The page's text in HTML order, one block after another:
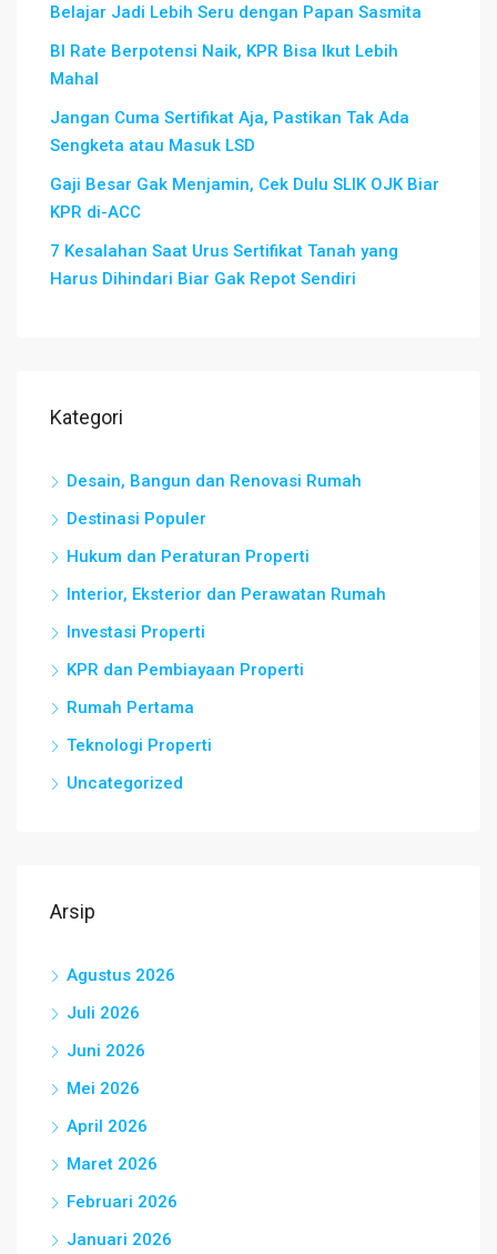
Belajar Jadi Lebih Seru dengan Papan Sasmita
BI Rate Berpotensi Naik, KPR Bisa Ikut Lebih
Mahal
Jangan Cuma Sertifikat Aja, Pastikan Tak Ada
Sengketa atau Masuk LSD
Gaji Besar Gak Menjamin, Cek Dulu SLIK OJK Biar
KPR di-ACC
7 Kesalahan Saat Urus Sertifikat Tanah yang
Harus Dihindari Biar Gak Repot Sendiri
Kategori
Desain, Bangun dan Renovasi Rumah
Destinasi Populer
Hukum dan Peraturan Properti
Interior, Eksterior dan Perawatan Rumah
Investasi Properti
KPR dan Pembiayaan Properti
Rumah Pertama
Teknologi Properti
Uncategorized
Arsip
Agustus 2026
Juli 2026
Juni 2026
Mei 2026
April 2026
Maret 2026
Februari 2026
Januari 2026